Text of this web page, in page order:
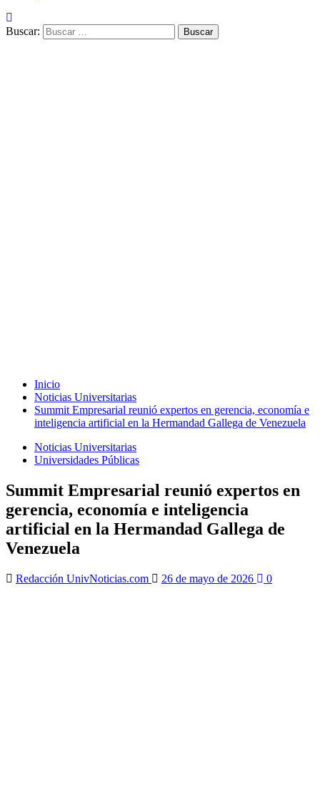
Buscar:
Inicio
Noticias Universitarias
Summit Empresarial reunió expertos en gerencia, economía e
inteligencia artificial en la Hermandad Gallega de Venezuela
Noticias Universitarias
Universidades Públicas
Summit Empresarial reunió expertos en
gerencia, economía e inteligencia
artificial en la Hermandad Gallega de
Venezuela
Redacción UnivNoticias.com 26 de mayo de 2026 0